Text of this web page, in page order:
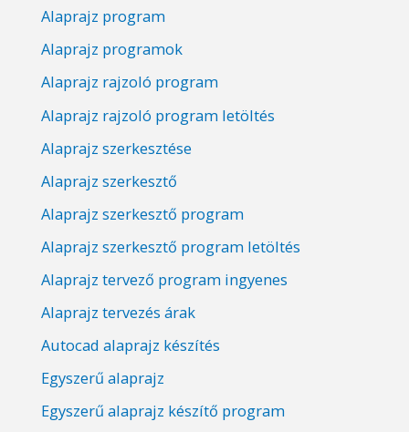
Alaprajz program
Alaprajz programok
Alaprajz rajzoló program
Alaprajz rajzoló program letöltés
Alaprajz szerkesztése
Alaprajz szerkesztő
Alaprajz szerkesztő program
Alaprajz szerkesztő program letöltés
Alaprajz tervező program ingyenes
Alaprajz tervezés árak
Autocad alaprajz készítés
Egyszerű alaprajz
Egyszerű alaprajz készítő program